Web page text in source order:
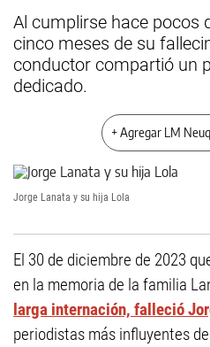
Al cumplirse hace pocos
cinco meses de su
conductor compartió un
dedicado.
+ Agregar LM
Jorge Lanata y su hija Lola
El 30 de diciembre de 2023
en la memoria de la familia
larga internación, falleció
periodistas más influyentes